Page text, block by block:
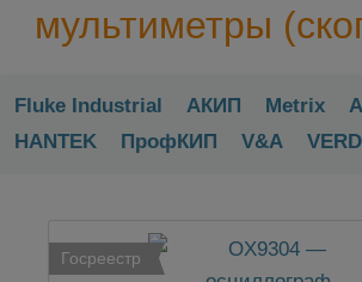
мультиметры
Fluke Industrial АКИП Metrix
HANTEK
ПрофКИП V&A
Госреестр